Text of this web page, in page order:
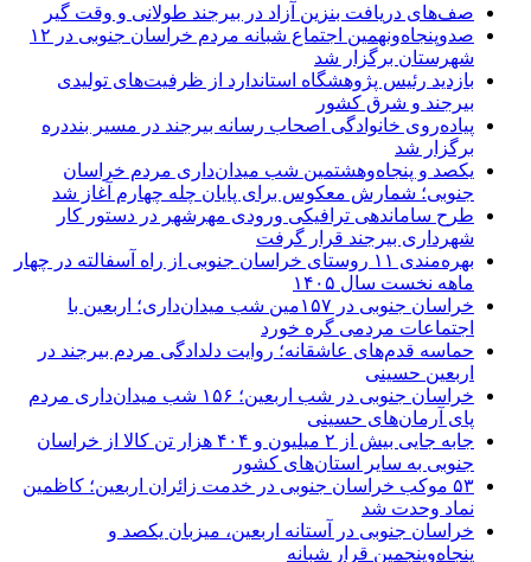
صف‌های دریافت بنزین آزاد در بیرجند طولانی و وقت گیر
صدوپنجاه‌ونهمین اجتماع شبانه مردم خراسان جنوبی در ۱۲
شهرستان برگزار شد
بازدید رئیس پژوهشگاه استاندارد از ظرفیت‌های تولیدی
بیرجند و شرق کشور
پیاده‌روی خانوادگی اصحاب رسانه بیرجند در مسیر بنددره
برگزار شد
یکصد و پنجاه‌وهشتمین شب میدان‌داری مردم خراسان
جنوبی؛ شمارش معکوس برای پایان چله چهارم آغاز شد
طرح ساماندهی ترافیکی ورودی مهرشهر در دستور کار
شهرداری بیرجند قرار گرفت
بهره‌مندی ۱۱ روستای خراسان جنوبی از راه آسفالته در چهار
ماهه نخست سال ۱۴۰۵
خراسان جنوبی در ۱۵۷مین شب میدان‌داری؛ اربعین با
اجتماعات مردمی گره خورد
حماسه قدم‌های عاشقانه؛ روایت دلدادگی مردم بیرجند در
اربعین حسینی
خراسان جنوبی در شب اربعین؛ ۱۵۶ شب میدان‌داری مردم
پای آرمان‌های حسینی
جابه جایی بیش از ۲ میلیون و ۴۰۴ هزار تن کالا از خراسان
جنوبی به سایر استان‌های کشور
۵۳ موکب خراسان جنوبی در خدمت زائران اربعین؛ کاظمین
نماد وحدت شد
خراسان جنوبی در آستانه اربعین، میزبان یکصد و
پنجاه‌وپنجمین قرار شبانه